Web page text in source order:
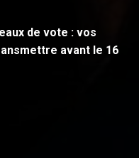
de vote : vos
avant le 16